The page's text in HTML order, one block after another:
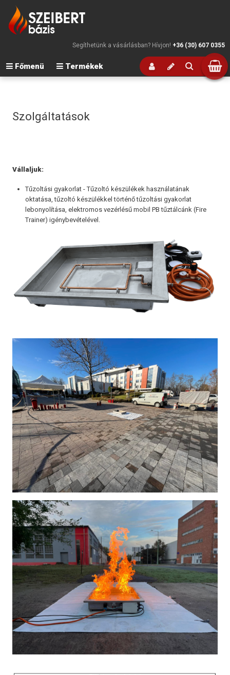
Segíthetünk a vásárlásban? Hívjon! +36 (30) 607 0355
Termékek
Főmenü
Szolgáltatások
Vállaljuk:
Tűzoltási gyakorlat - Tűzoltó készülékek használatának
oktatása, tűzoltó készülékkel történő tűzoltási gyakorlat
lebonyolítása, elektromos vezérlésű mobil PB tűztálcánk (Fire
Trainer) igénybevételével.